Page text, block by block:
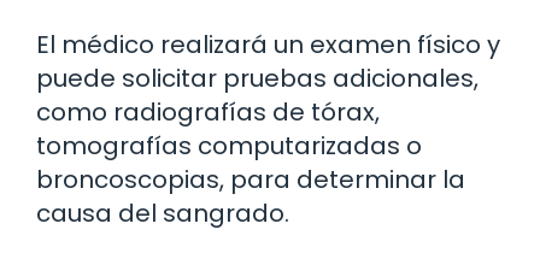
El médico realizará un examen físico y
puede solicitar pruebas adicionales,
como radiografías de tórax,
tomografías computarizadas o
broncoscopias, para determinar la
causa del sangrado.